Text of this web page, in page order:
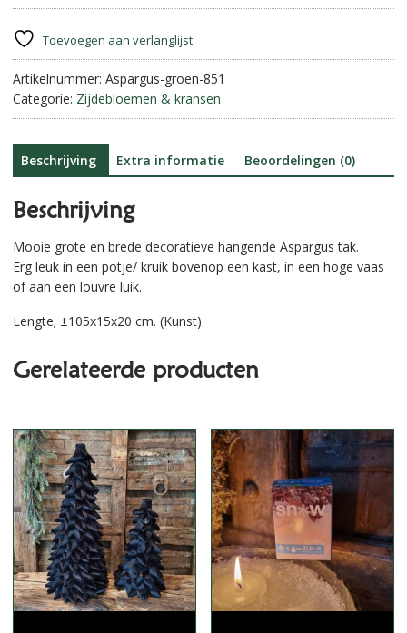
aantal
n
a
t
i
e
:
Toevoegen aan verlanglijst
Artikelnummer: Aspargus-groen-851
Categorie: Zijdebloemen & kransen
Beschrijving Extra informatie Beoordelingen (0)
Beschrijving
Mooie grote en brede decoratieve hangende Aspargus tak.
Erg leuk in een potje/ kruik bovenop een kast, in een hoge vaas
of aan een louvre luik.
Lengte; ±105x15x20 cm. (Kunst).
Gerelateerde producten